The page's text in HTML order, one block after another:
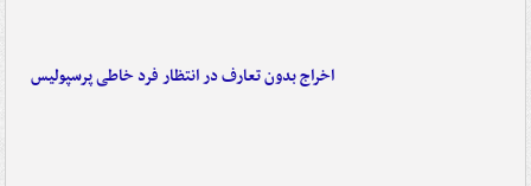
اخراج بدون تعارف در انتظار فرد خاطی پرسپولیس